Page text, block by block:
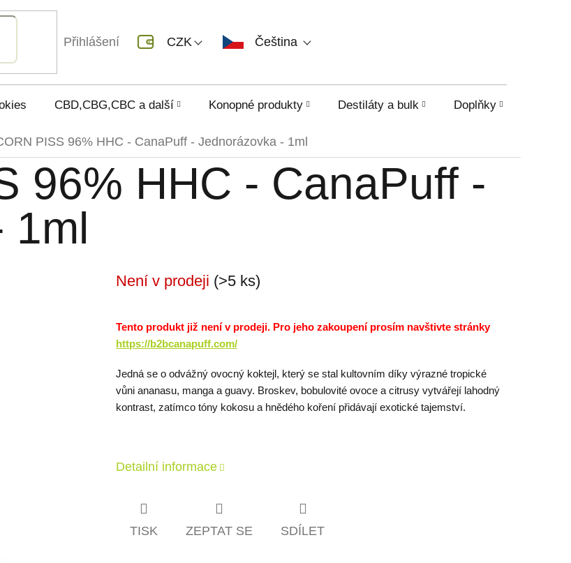
CZK Čeština
Přihlášení
CBD,CBG,CBC a další Konopné produkty Destiláty a bulk Doplňky
PISS 96% HHC - CanaPuff - Jednorázovka - 1ml
96% HHC - CanaPuff -
1ml
Není v prodeji (>5 ks)
Tento produkt již není v prodeji. Pro jeho zakoupení prosím navštivte stránky
https://b2bcanapuff.com/
Jedná se o odvážný ovocný koktejl, který se stal kultovním díky výrazné tropické
vůni ananasu, manga a guavy. Broskev, bobulovité ovoce a citrusy vytvářejí lahodný
kontrast, zatímco tóny kokosu a hnědého koření přidávají exotické tajemství.
Detailní informace
TISK ZEPTAT SE SDÍLET